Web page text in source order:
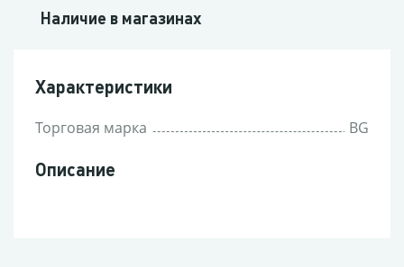
Наличие в магазинах
Характеристики
Торговая марка BG
Описание